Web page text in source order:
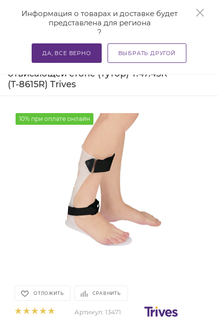
Информация о товарах и доставке будет
представлена для региона
?
ДА, ВСЕ ВЕРНО ВЫБРАТЬ ДРУГОЙ
Главная — Каталог — Бандажи и корсеты — Ортезы и
Бандаж на голеностопный сустав при
отвисающей стопе (тутор) Т.47.45R
(Т-8615R) Trives
10% при оплате онлайн
ОТЛОЖИТЬ СРАВНИТЬ
Артикул: 13471